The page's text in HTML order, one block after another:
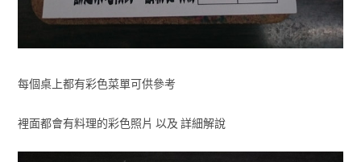
每個桌上都有彩色菜單可供參考
裡面都會有料理的彩色照片 以及 詳細解說